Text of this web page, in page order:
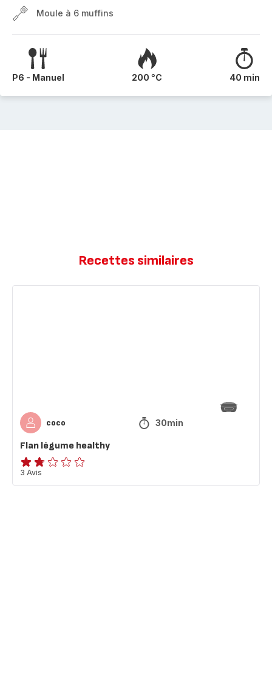
Moule à 6 muffins
P6 - Manuel 200 °C 40 min
Recettes similaires
coco 30min
Flan légume healthy
ratings.1.7
3 Avis